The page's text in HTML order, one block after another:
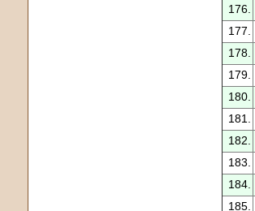
176.
177.
178.
179.
180.
181.
182.
183.
184.
185.